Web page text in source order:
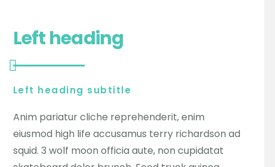
Left heading
Left heading subtitle
Anim pariatur cliche reprehenderit, enim
eiusmod high life accusamus terry richardson ad
squid. 3 wolf moon officia aute, non cupidatat